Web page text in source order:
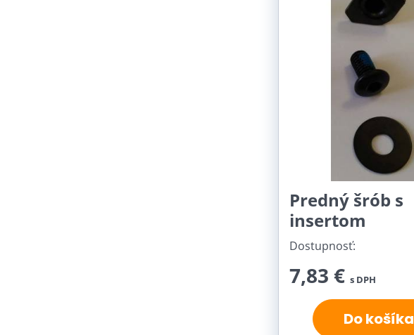
Predný šrób s
insertom
Dostupnosť:
7,83 € s DPH
Do košíka